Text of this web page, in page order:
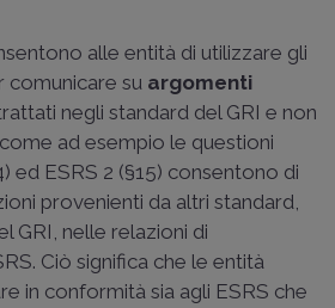
alle entità di utilizzare gli
comunicare su argomenti
negli standard del GRI e non
ad esempio le questioni
ed ESRS 2 (§15) consentono di
provenienti da altri standard,
GRI, nelle relazioni di
Ciò significa che le entità
in conformità sia agli ESRS che